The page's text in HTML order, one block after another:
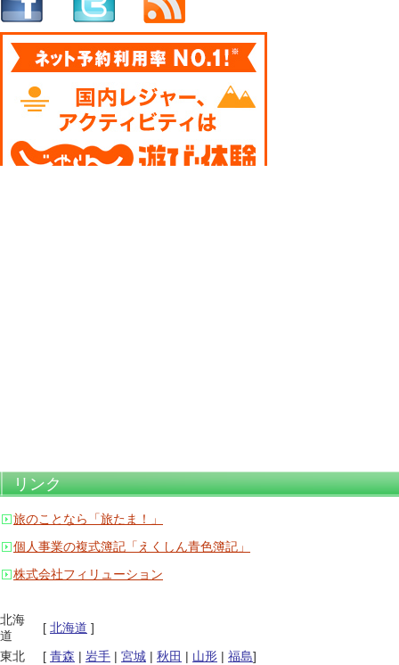
リンク
旅のことなら「旅たま！」
個人事業の複式簿記「えくしん青色簿記」
株式会社フィリューション
北海
道
[ 北海道 ]
東北
[ 青森 | 岩手 | 宮城 | 秋田 | 山形 | 福島]